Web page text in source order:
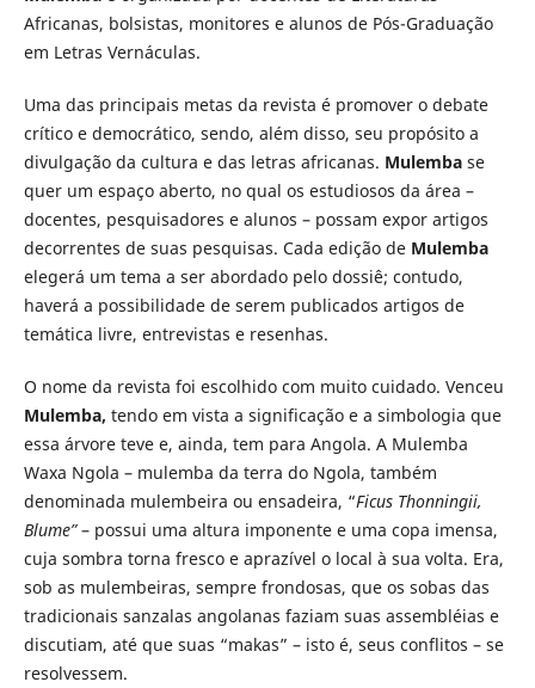
Africanas, bolsistas, monitores e alunos de Pós-Graduação
em Letras Vernáculas.
Uma das principais metas da revista é promover o debate
crítico e democrático, sendo, além disso, seu propósito a
divulgação da cultura e das letras africanas. Mulemba se
quer um espaço aberto, no qual os estudiosos da área –
docentes, pesquisadores e alunos – possam expor artigos
decorrentes de suas pesquisas. Cada edição de Mulemba
elegerá um tema a ser abordado pelo dossiê; contudo,
haverá a possibilidade de serem publicados artigos de
temática livre, entrevistas e resenhas.
O nome da revista foi escolhido com muito cuidado. Venceu
Mulemba, tendo em vista a significação e a simbologia que
essa árvore teve e, ainda, tem para Angola. A Mulemba
Waxa Ngola – mulemba da terra do Ngola, também
denominada mulembeira ou ensadeira, “Ficus Thonningii,
Blume”– possui uma altura imponente e uma copa imensa,
cuja sombra torna fresco e aprazível o local à sua volta. Era,
sob as mulembeiras, sempre frondosas, que os sobas das
tradicionais sanzalas angolanas faziam suas assembléias e
discutiam, até que suas “makas” – isto é, seus conflitos – se
resolvessem.